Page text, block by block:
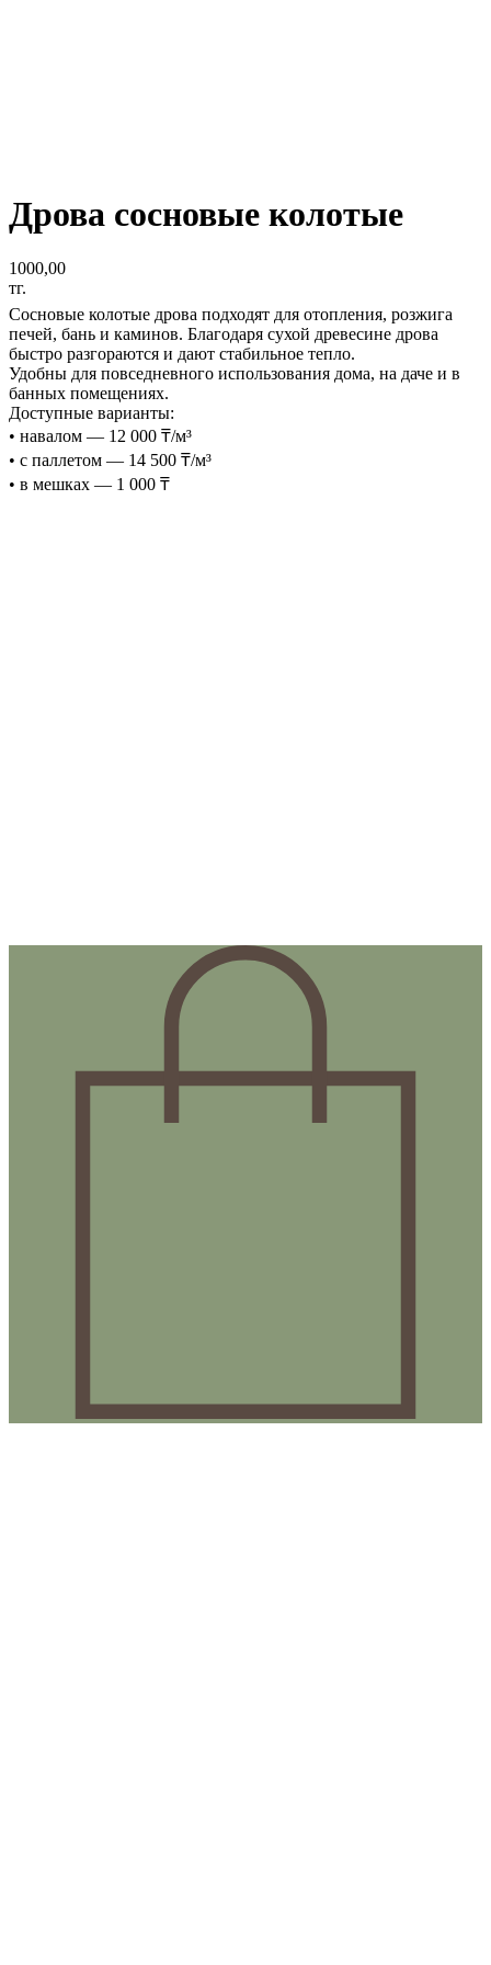
Дрова сосновые колотые
1000,00
тг.
Сосновые колотые дрова подходят для отопления, розжига
печей, бань и каминов. Благодаря сухой древесине дрова
быстро разгораются и дают стабильное тепло.
Удобны для повседневного использования дома, на даче и в
банных помещениях.
Доступные варианты:
• навалом — 12 000 ₸/м³
• с паллетом — 14 500 ₸/м³
• в мешках — 1 000 ₸